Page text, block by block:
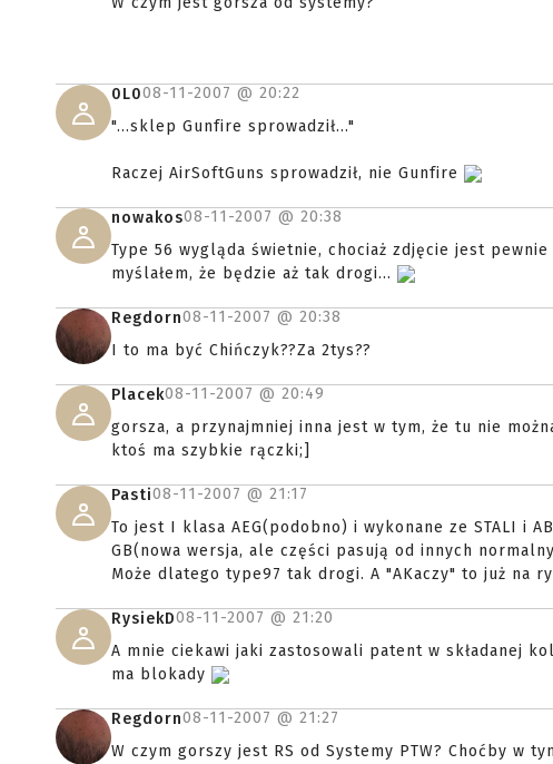
0L008-11-2007 @ 20:22
"...sklep Gunfire sprowadził..."
Raczej AirSoftGuns sprowadził, nie Gunfire
nowakos08-11-2007 @ 20:38
Type 56 wygląda świetnie, chociaż zdjęcie jest
myślałem, że będzie aż tak drogi...
Regdorn08-11-2007 @ 20:38
I to ma być Chińczyk??Za 2tys??
Placek08-11-2007 @ 20:49
gorsza, a przynajmniej inna jest w tym, że tu nie
ktoś ma szybkie rączki;]
Pasti08-11-2007 @ 21:17
To jest I klasa AEG(podobno) i wykonane ze STALI i
GB(nowa wersja, ale części pasują od innych
Może dlatego type97 tak drogi. A "AKaczy" to już na
RysiekD08-11-2007 @ 21:20
A mnie ciekawi jaki zastosowali patent w składanej
ma blokady
Regdorn08-11-2007 @ 21:27
W czym gorszy jest RS od Systemy PTW? Choćby w